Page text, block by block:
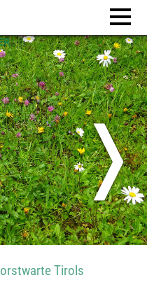
❭
Tirols